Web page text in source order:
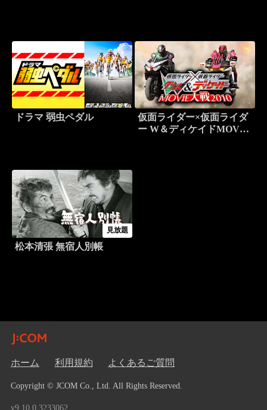
ドラマ 弱虫ペダル
仮面ライダー×仮面ライダ
ー W＆ディケイドMOVIE
見放題
松本清張 無宿人別帳
ホーム 利用規約 よくあるご質問
Copyright © JCOM Co., Ltd. All Rights Reserved.
v9.10.0.3233062